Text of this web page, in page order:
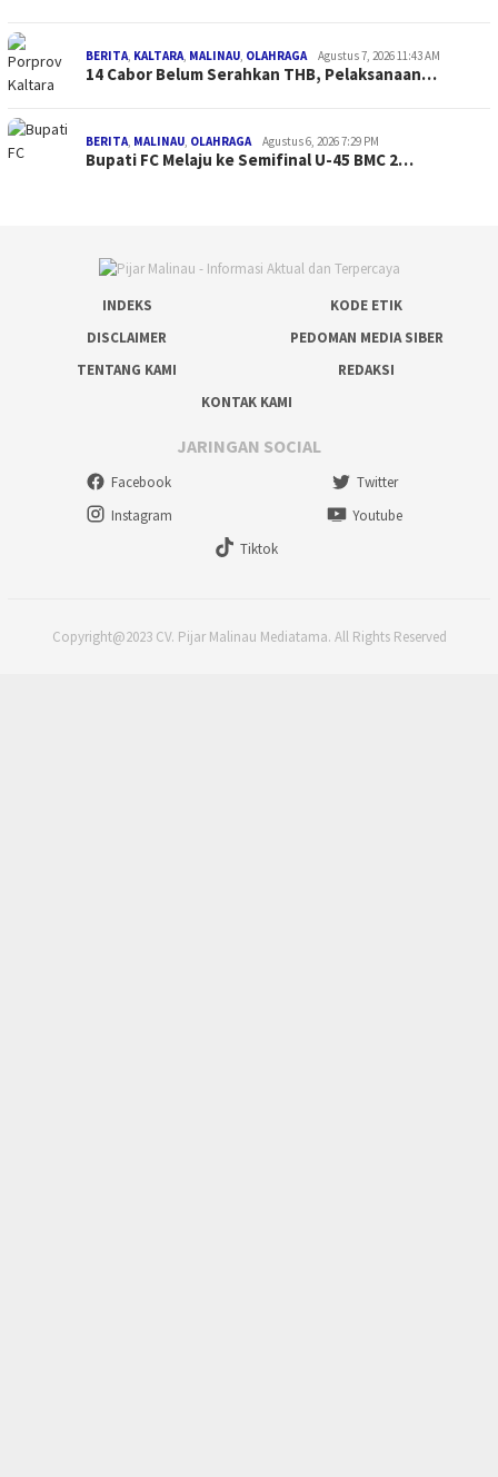
BERITA, KALTARA, MALINAU, OLAHRAGA Agustus 7, 2026 11:43 AM
14 Cabor Belum Serahkan THB, Pelaksanaan…
BERITA, MALINAU, OLAHRAGA Agustus 6, 2026 7:29 PM
Bupati FC Melaju ke Semifinal U-45 BMC 2…
INDEKS
KODE ETIK
DISCLAIMER
PEDOMAN MEDIA SIBER
TENTANG KAMI
REDAKSI
KONTAK KAMI
JARINGAN SOCIAL
Facebook
Twitter
Instagram
Youtube
Tiktok
Copyright@2023 CV. Pijar Malinau Mediatama. All Rights Reserved